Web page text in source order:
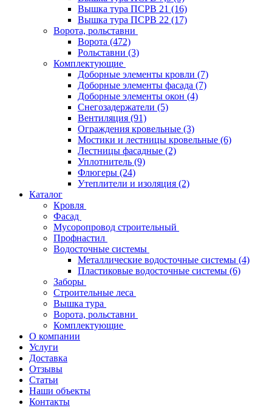
Вышка тура ПСРВ 21 (16)
Вышка тура ПСРВ 22 (17)
Ворота, рольставни
Ворота (472)
Рольставни (3)
Комплектующие
Доборные элементы кровли (7)
Доборные элементы фасада (7)
Доборные элементы окон (4)
Снегозадержатели (5)
Вентиляция (91)
Ограждения кровельные (3)
Мостики и лестницы кровельные (6)
Лестницы фасадные (2)
Уплотнитель (9)
Флюгеры (24)
Утеплители и изоляция (2)
Каталог
Кровля
Фасад
Мусоропровод строительный
Профнастил
Водосточные системы
Металлические водосточные системы (4)
Пластиковые водосточные системы (6)
Заборы
Строительные леса
Вышка тура
Ворота, рольставни
Комплектующие
О компании
Услуги
Доставка
Отзывы
Статьи
Наши объекты
Контакты